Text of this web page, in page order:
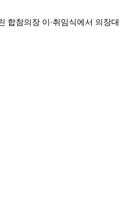
합참의장 이·취임식에서 의장대